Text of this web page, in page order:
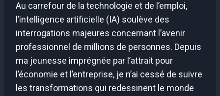
Au carrefour de la technologie et de l’emploi,
l’intelligence artificielle (IA) soulève des
interrogations majeures concernant l’avenir
professionnel de millions de personnes. Depuis
ma jeunesse imprégnée par l’attrait pour
l’économie et l’entreprise, je n’ai cessé de suivre
les transformations qui redessinent le monde